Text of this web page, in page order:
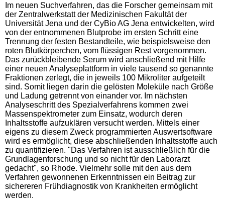
Im neuen Suchverfahren, das die Forscher gemeinsam mit
der Zentralwerkstatt der Medizinischen Fakultät der
Universität Jena und der CyBio AG Jena entwickelten, wird
von der entnommenen Blutprobe im ersten Schritt eine
Trennung der festen Bestandteile, wie beispielsweise den
roten Blutkörperchen, vom flüssigen Rest vorgenommen.
Das zurückbleibende Serum wird anschließend mit Hilfe
einer neuen Analyseplattform in viele tausend so genannte
Fraktionen zerlegt, die in jeweils 100 Mikroliter aufgeteilt
sind. Somit liegen darin die gelösten Moleküle nach Größe
und Ladung getrennt von einander vor. Im nächsten
Analyseschritt des Spezialverfahrens kommen zwei
Massenspektrometer zum Einsatz, wodurch deren
Inhaltsstoffe aufzuklären versucht werden. Mittels einer
eigens zu diesem Zweck programmierten Auswertsoftware
wird es ermöglicht, diese abschließenden Inhaltsstoffe auch
zu quantifizieren. "Das Verfahren ist ausschließlich für die
Grundlagenforschung und so nicht für den Laborarzt
gedacht", so Rhode. Vielmehr solle mit den aus dem
Verfahren gewonnenen Erkenntnissen ein Beitrag zur
sichereren Frühdiagnostik von Krankheiten ermöglicht
werden.